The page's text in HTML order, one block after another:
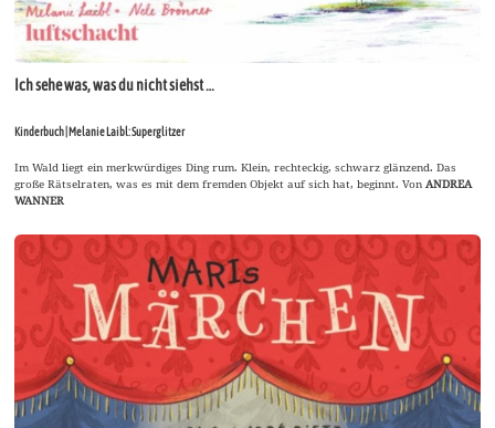
Ich sehe was, was du nicht siehst …
Kinderbuch | Melanie Laibl: Superglitzer
Im Wald liegt ein merkwürdiges Ding rum. Klein, rechteckig, schwarz glänzend. Das
große Rätselraten, was es mit dem fremden Objekt auf sich hat, beginnt. Von ANDREA
WANNER